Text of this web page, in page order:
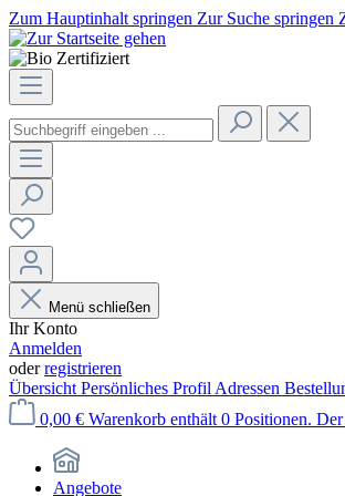
Zum Hauptinhalt springen Zur Suche springen
Menü schließen
Ihr Konto
Anmelden
oderregistrieren
Übersicht Persönliches Profil Adressen
0,00 € Warenkorb enthält 0 Positionen.
Angebote